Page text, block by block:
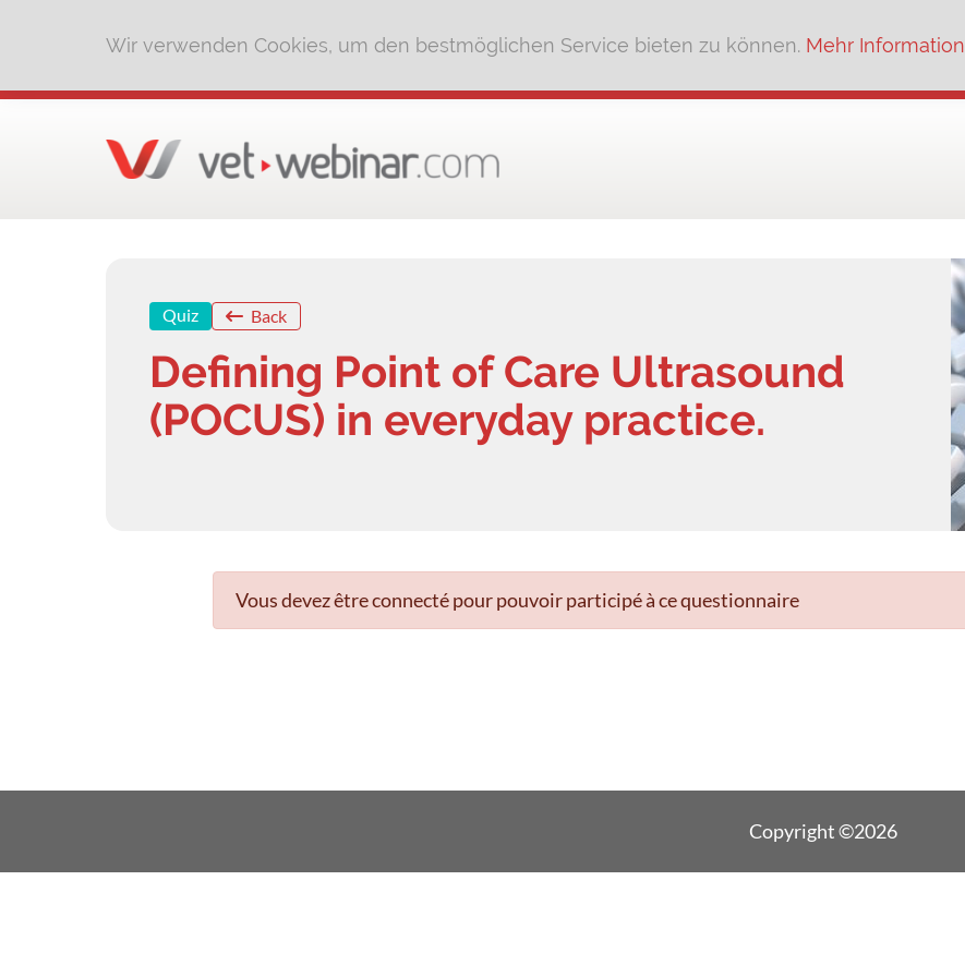
Wir verwenden Cookies, um den bestmöglichen Service bieten zu können. Mehr Information
Quiz Back
Defining Point of Care Ultrasound
(POCUS) in everyday practice.
Vous devez être connecté pour pouvoir participé à ce questionnaire
Copyright ©2026